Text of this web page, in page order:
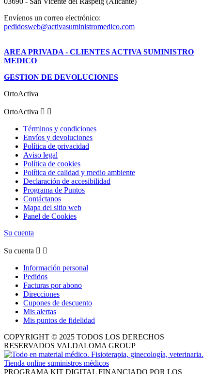
Envíenos un correo electrónico:
pedidosweb@activasuministromedico.com
AREA PRIVADA - CLIENTES ACTIVA SUMINISTRO
MEDICO
GESTION DE DEVOLUCIONES
OrtoActiva
OrtoActiva  
Términos y condiciones
Envíos y devoluciones
Política de privacidad
Aviso legal
Política de cookies
Política de calidad y medio ambiente
Declaración de accesibilidad
Programa de Puntos
Contáctanos
Mapa del sitio web
Panel de Cookies
Su cuenta
Su cuenta  
Información personal
Pedidos
Facturas por abono
Direcciones
Cupones de descuento
Mis alertas
Mis puntos de fidelidad
COPYRIGHT © 2025 TODOS LOS DERECHOS
RESERVADOS VALDALOMA GROUP
PROGRAMA KIT DIGITAL FINANCIADO POR LOS